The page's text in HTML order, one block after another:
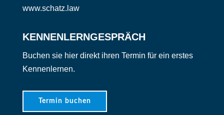
www.schatz.law
KENNENLERNGESPRÄCH
Buchen sie hier direkt ihren Termin für ein erstes
Kennenlernen.
Termin buchen